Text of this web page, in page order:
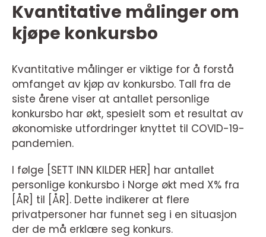
Kvantitative målinger om
kjøpe konkursbo
Kvantitative målinger er viktige for å forstå
omfanget av kjøp av konkursbo. Tall fra de
siste årene viser at antallet personlige
konkursbo har økt, spesielt som et resultat av
økonomiske utfordringer knyttet til COVID-19-
pandemien.
I følge [SETT INN KILDER HER] har antallet
personlige konkursbo i Norge økt med X% fra
[ÅR] til [ÅR]. Dette indikerer at flere
privatpersoner har funnet seg i en situasjon
der de må erklære seg konkurs.